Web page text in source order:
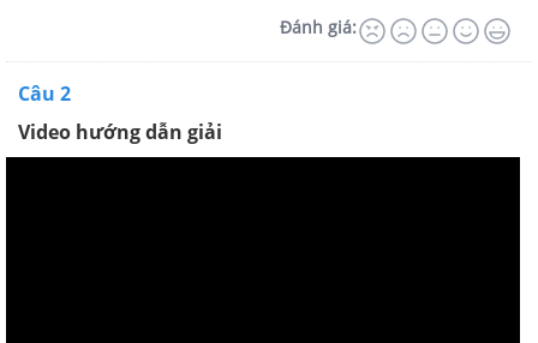
Đánh giá:
Câu 2
Video hướng dẫn giải